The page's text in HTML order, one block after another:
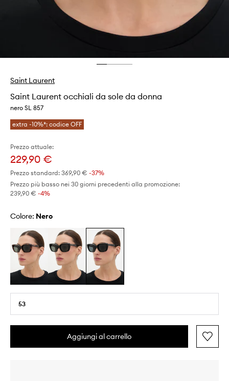
Saint Laurent
Saint Laurent occhiali da sole da donna
nero SL 857
extra -10%*: codice OFF
Prezzo attuale:
229,90 €
Prezzo standard: 369,90 € -37%
Prezzo più basso nei 30 giorni precedenti alla promozione:
239,90 € -4%
Colore: nero
53
Aggiungi al carrello